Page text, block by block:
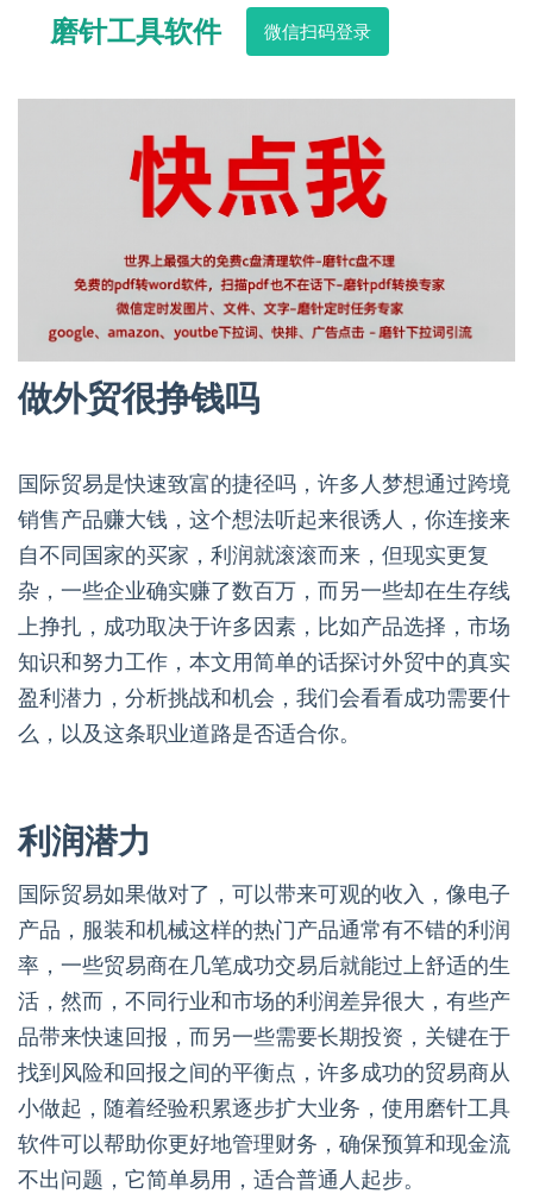
磨针工具软件 微信扫码登录
做外贸很挣钱吗
国际贸易是快速致富的捷径吗，许多人梦想通过跨境
销售产品赚大钱，这个想法听起来很诱人，你连接来
自不同国家的买家，利润就滚滚而来，但现实更复
杂，一些企业确实赚了数百万，而另一些却在生存线
上挣扎，成功取决于许多因素，比如产品选择，市场
知识和努力工作，本文用简单的话探讨外贸中的真实
盈利潜力，分析挑战和机会，我们会看看成功需要什
么，以及这条职业道路是否适合你。
利润潜力
国际贸易如果做对了，可以带来可观的收入，像电子
产品，服装和机械这样的热门产品通常有不错的利润
率，一些贸易商在几笔成功交易后就能过上舒适的生
活，然而，不同行业和市场的利润差异很大，有些产
品带来快速回报，而另一些需要长期投资，关键在于
找到风险和回报之间的平衡点，许多成功的贸易商从
小做起，随着经验积累逐步扩大业务，使用磨针工具
软件可以帮助你更好地管理财务，确保预算和现金流
不出问题，它简单易用，适合普通人起步。